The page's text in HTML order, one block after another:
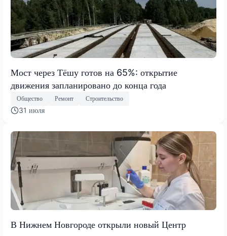
Мост через Тёшу готов на 65%: открытие
движения запланировано до конца года
Общество Ремонт Строительство
31 июля
В Нижнем Новгороде открыли новый Центр